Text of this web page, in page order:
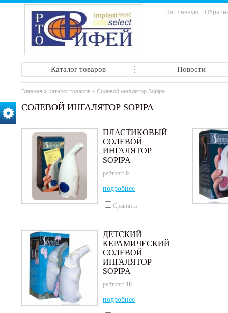
На главную
Каталог товаров Новости
Главная » Каталог товаров » Солевой ингалятор Sopipa
СОЛЕВОЙ ИНГАЛЯТОР SOPIPA
ПЛАСТИКОВЫЙ
СОЛЕВОЙ
ИНГАЛЯТОР
SOPIPA
рейтинг: 0
подробнее
Сравнить
ДЕТСКИЙ
КЕРАМИЧЕСКИЙ
СОЛЕВОЙ
ИНГАЛЯТОР
SOPIPA
рейтинг: 10
подробнее